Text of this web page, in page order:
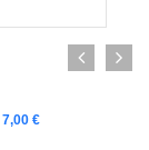
7,00 €